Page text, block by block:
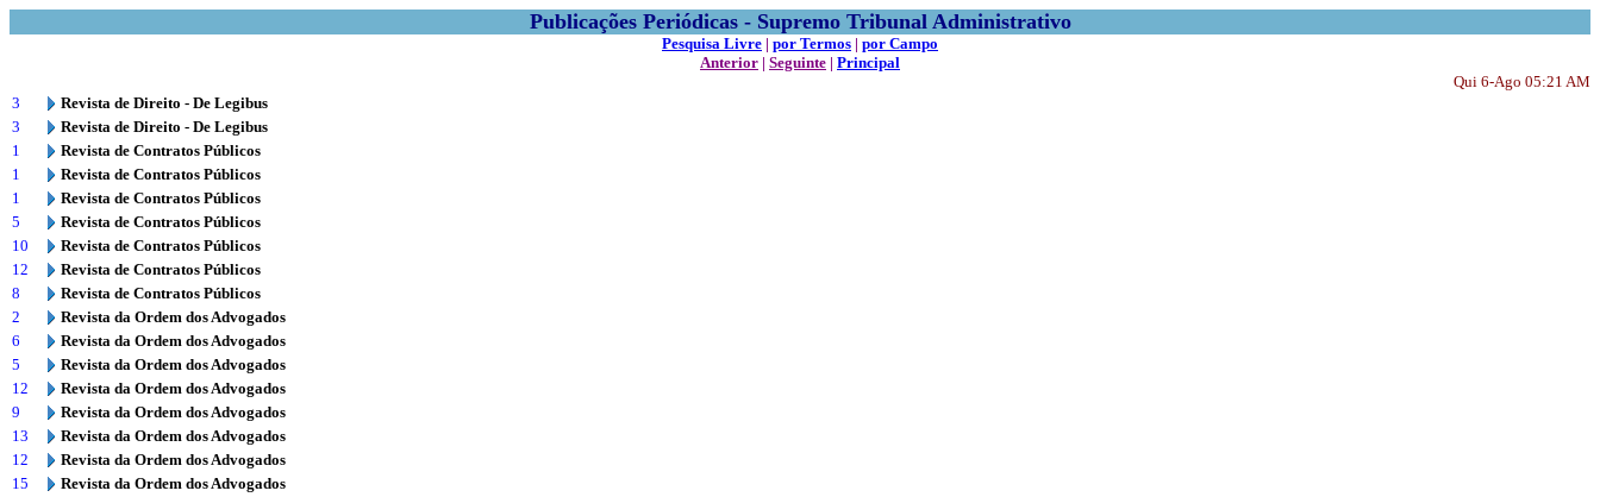
Publicações Periódicas - Supremo Tribunal Administrativo
Pesquisa Livre | por Termos | por Campo
Anterior | Seguinte | Principal
Qui 6-Ago 05:21 AM
3
Revista de Direito - De Legibus
3
Revista de Direito - De Legibus
1
Revista de Contratos Públicos
1
Revista de Contratos Públicos
1
Revista de Contratos Públicos
5
Revista de Contratos Públicos
10
Revista de Contratos Públicos
12
Revista de Contratos Públicos
8
Revista de Contratos Públicos
2
Revista da Ordem dos Advogados
6
Revista da Ordem dos Advogados
5
Revista da Ordem dos Advogados
12
Revista da Ordem dos Advogados
9
Revista da Ordem dos Advogados
13
Revista da Ordem dos Advogados
12
Revista da Ordem dos Advogados
15
Revista da Ordem dos Advogados